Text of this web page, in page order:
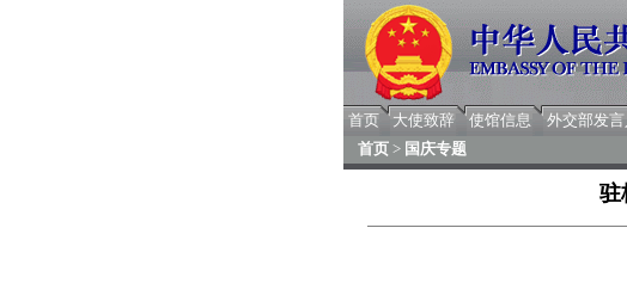
首页 大使致辞 使馆信息 外交部发
首页 > 国庆专题
驻